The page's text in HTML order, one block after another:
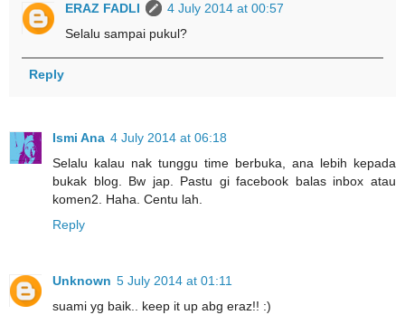
ERAZ FADLI
4 July 2014 at 00:57
Selalu sampai pukul?
Reply
Ismi Ana 4 July 2014 at 06:18
Selalu kalau nak tunggu time berbuka, ana lebih kepada
bukak blog. Bw jap. Pastu gi facebook balas inbox atau
komen2. Haha. Centu lah.
Reply
Unknown 5 July 2014 at 01:11
suami yg baik.. keep it up abg eraz!! :)